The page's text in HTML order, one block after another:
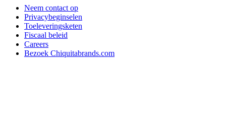
Neem contact op
Privacybeginselen
Toeleveringsketen
Fiscaal beleid
Careers
Bezoek Chiquitabrands.com